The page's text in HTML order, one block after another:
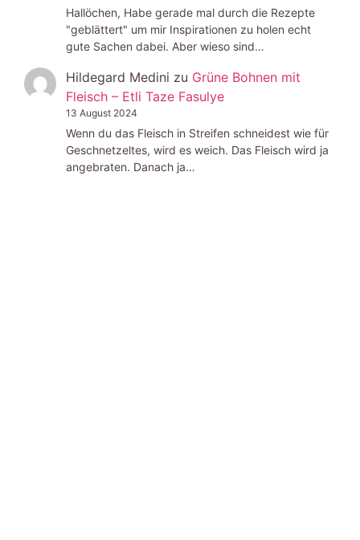
Hallöchen, Habe gerade mal durch die Rezepte
"geblättert" um mir Inspirationen zu holen echt
gute Sachen dabei. Aber wieso sind…
Hildegard Medini zu Grüne Bohnen mit
Fleisch – Etli Taze Fasulye
13 August 2024
Wenn du das Fleisch in Streifen schneidest wie für
Geschnetzeltes, wird es weich. Das Fleisch wird ja
angebraten. Danach ja…